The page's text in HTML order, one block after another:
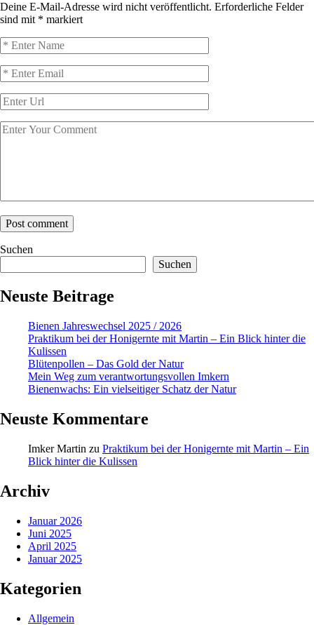
Deine E-Mail-Adresse wird nicht veröffentlicht. Erforderliche Felder
sind mit * markiert
Suchen
Suchen
Neuste Beitrage
Bienen Jahreswechsel 2025 / 2026
Praktikum bei der Honigernte mit Martin – Ein Blick hinter die
Kulissen
Blütenpollen – Das Gold der Natur
Mein Weg zum verantwortungsvollen Imkern
Bienenwachs: Ein vielseitiger Schatz der Natur
Neuste Kommentare
Imker Martin zu Praktikum bei der Honigernte mit Martin – Ein
Blick hinter die Kulissen
Archiv
Januar 2026
Juni 2025
April 2025
Januar 2025
Kategorien
Allgemein